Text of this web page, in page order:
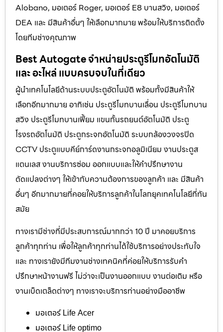
Alobano, มอเตอร์ Roger, มอเตอร์ E8 บานสวิง, มอเตอร์
DEA และ มีสินค้าอื่นๆ ให้เลือกมากมาย พร้อมให้บริการติดตั้ง
โดยทีมช่างคุณภาพ
Best Autogate จำหน่ายประตูรีโมทอัตโนมัติ
และ อะไหล่ แบบครบจบในที่เดียว
ผู้นำเทคโนโลยีด้านระบบประตูอัตโนมัติ พร้อมทั้งมีสินค้าให้
เลือกอีกมากมาย อาทิเช่น ประตูรีโมทบานเลื่อน ประตูรีโมทบาน
สวิง ประตูรีโมทบานเฟี้ยม แขนกั้นรถยนต์อัตโนมัติ ประตู
โรงรถอัตโนมัติ ประตูกระจกอัตโนมัติ ระบบกล้องวงจรปิด
CCTV ประตูแบบคีย์การ์ดงานกระจกอลูมิเนียม งานประตูส
แตนเลส งานบริการซ่อม ออกแบบและให้คำปรึกษางาน
ดัดแปลงต่างๆ ให้เข้ากับความต้องการของลูกค้า และ มีสินค้า
อื่นๆ อีกมากมายที่คอยให้บริการลูกค้าในโลกยุคเทคโนโลยีที่ทัน
สมัย
ทางเรามีช่างที่มีประสบการณ์มากกว่า 10 ปี มาคอยบริการ
ลูกค้าทุกท่าน เพื่อให้ลูกค้าทุกท่านได้ใช้บริการอย่างประทับใจ
และ ทางเรายังมีทีมงานช่างเทคนิคที่ค่อยให้บริการรับคำ
ปรึกษาหน้างานฟรี ไม่ว่าจะเป็นงานออกแบบ งานต่อเติม หรือ
งานเบ็ดเตล็ดต่างๆ ทางเราจะบริการท่านอย่างมืออาชีพ
มอเตอร์ Life Acer
มอเตอร์ Life optimo